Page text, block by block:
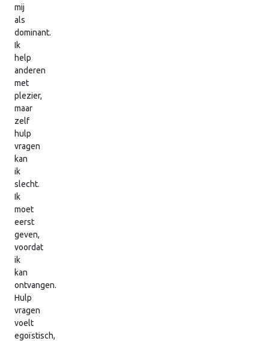
mij
als
dominant.
Ik
help
anderen
met
plezier,
maar
zelf
hulp
vragen
kan
ik
slecht.
Ik
moet
eerst
geven,
voordat
ik
kan
ontvangen.
Hulp
vragen
voelt
egoïstisch,